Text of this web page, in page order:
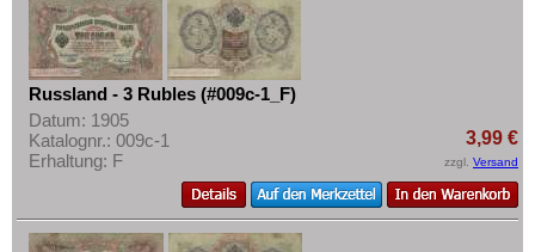
Russland - 3 Rubles (#009c-1_F)
Datum: 1905
Katalognr.: 009c-1
Erhaltung: F
3,99 €
zzgl. Versand